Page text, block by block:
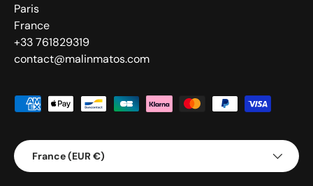
Paris
France
+33 761829319
contact@malinmatos.com
Moyens de paiement acceptés
Pays
France (EUR €)